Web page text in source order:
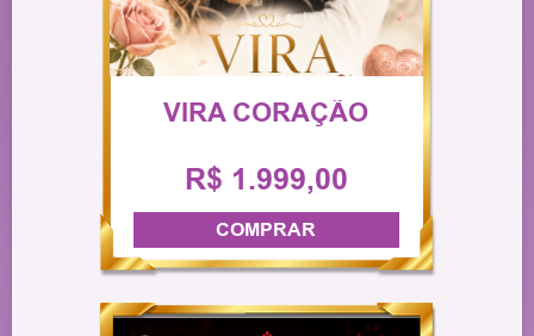
VIRA CORAÇÃO
R$ 1.999,00
COMPRAR